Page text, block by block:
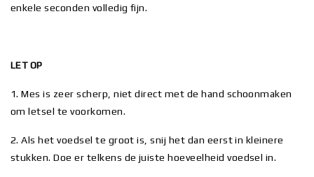
enkele seconden volledig fijn.
LET OP
1. Mes is zeer scherp, niet direct met de hand schoonmaken
om letsel te voorkomen.
2. Als het voedsel te groot is, snij het dan eerst in kleinere
stukken. Doe er telkens de juiste hoeveelheid voedsel in.